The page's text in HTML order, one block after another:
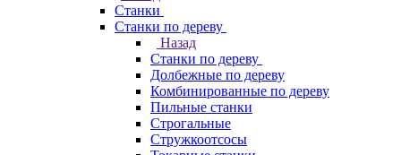
Станки
Станки по дереву
Назад
Станки по дереву
Долбежные по дереву
Комбинированные по дереву
Пильные станки
Строгальные
Стружкоотсосы